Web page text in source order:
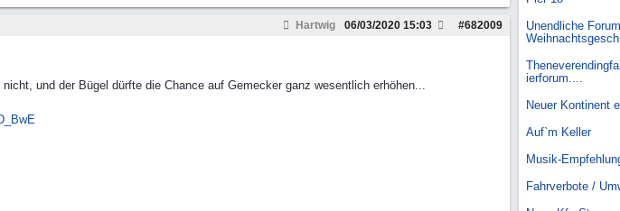
Hartwig #682009
06/03/2020 15:03
und der Bügel dürfte die Chance auf Gemecker ganz wesentlich erhöhen...
Unendliche
ierforum....
Neuer Kontinent
Auf`m Keller
Musik-
Fahrverbote /